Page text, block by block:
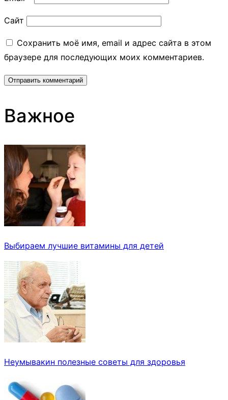
Сайт
Сохранить моё имя, email и адрес сайта в этом
браузере для последующих моих комментариев.
Важное
Выбираем лучшие витамины для детей
Неумывакин полезные советы для здоровья